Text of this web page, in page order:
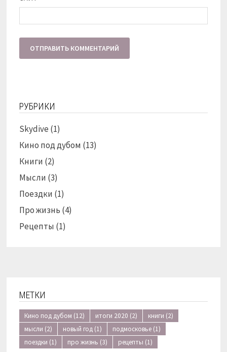
РУБРИКИ
Skydive (1)
Кино под дубом (13)
Книги (2)
Мысли (3)
Поездки (1)
Про жизнь (4)
Рецепты (1)
МЕТКИ
Кино под дубом (12) итоги 2020 (2) книги (2)
мысли (2) новый год(1) подмосковье(1)
поездки (1) про жизнь (3) рецепты (1)